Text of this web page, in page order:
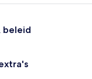
beleid